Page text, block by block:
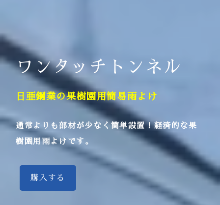
ワンタッチトンネル
日亜鋼業の果樹園用簡易雨よけ
通常よりも部材が少なく簡単設置！経済的な果
樹園用雨よけです。
購入する